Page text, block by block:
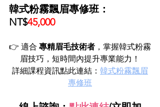
韓式粉霧飄眉專修班：
NT$45,000
👉 適合 專精眉毛技術者 ，掌握韓式粉霧
眉技巧，短時間內提升專業能力！
詳細課程資訊點此連結： 韓式粉霧飄眉
專修班